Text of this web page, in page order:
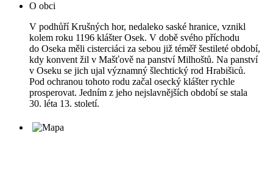
O obci
V podhůří Krušných hor, nedaleko saské hranice, vznikl
kolem roku 1196 klášter Osek. V době svého příchodu
do Oseka měli cisterciáci za sebou již téměř šestileté období,
kdy konvent žil v Mašťově na panství Milhoštů. Na panství
v Oseku se jich ujal významný šlechtický rod Hrabišiců.
Pod ochranou tohoto rodu začal osecký klášter rychle
prosperovat. Jedním z jeho nejslavnějších období se stala
30. léta 13. století.